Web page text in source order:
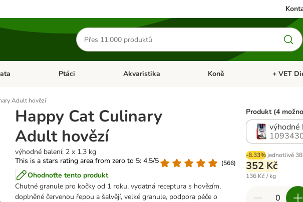
Hledat
produkty
Kočky Otevřít menu: Malá zvířata
Ptáci Otevřít menu: Ptáci
Akvaristika Otevřít menu: Akvaristika
Koně Otevřít
+ VET
Adult hovězí
Happy Cat Culinary
Adult hovězí
výhodné balení: 2 x 1,3 kg
This is a stars rating area from zero to 5: 4.5/5
(566)
Ohodnoťte tento produkt
Chutné granule pro kočky od 1 roku, vydatná receptura s hovězím,
doplněné červenou řepou a šalvějí, velké granule, podpora péče o
Produkt (4
výhodné
-8.33% jednotlivě
352 Kč
136 Kč / kg